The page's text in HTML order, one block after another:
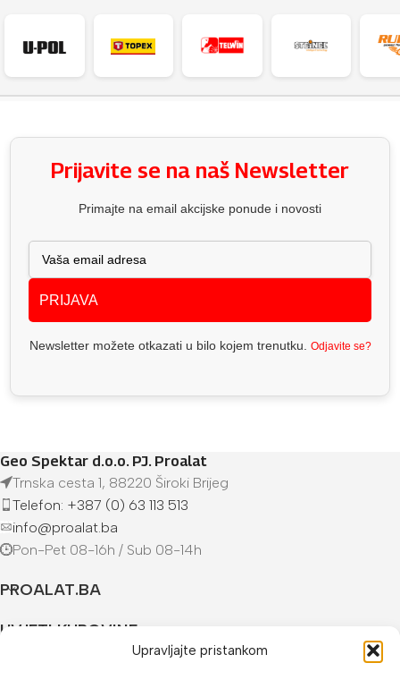
Upravljajte pristankom
Prijavite se na naš Newsletter
Primajte na email akcijske ponude i novosti
PRIJAVA
Newsletter možete otkazati u bilo kojem trenutku. Odjavite se?
Geo Spektar d.o.o. PJ. Proalat
Trnska cesta 1, 88220 Široki Brijeg
Telefon: +387 (0) 63 113 513
info@proalat.ba
Pon-Pet 08-16h / Sub 08-14h
PROALAT.BA
UVJETI KUPOVINE